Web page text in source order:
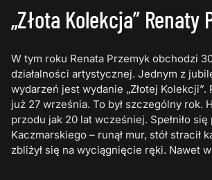
„Złota Kolekcja” Renaty
W tym roku Renata Przemyk obchodzi
działalności artystycznej. Jednym z
wydarzeń jest wydanie „Złotej Kolekcji”.
już 27 września. To był szczególny rok.
przodu jak 20 lat wcześniej. Spełniło
Kaczmarskiego – runął mur, stół stracił
zbliżył się na wyciągnięcie ręki. Nawet